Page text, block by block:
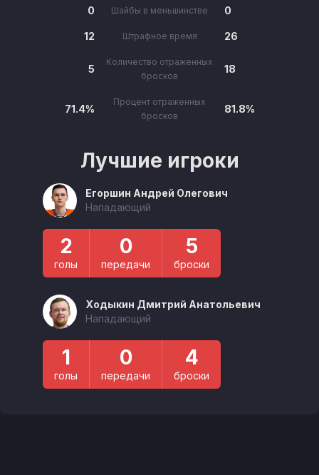
0 Шайбы в меньшинстве 0
12 Штрафное время 26
5
Количество отраженных
бросков
18
71.4%
Процент отраженных
бросков
81.8%
Лучшие игроки
Егоршин Андрей Олегович
Нападающий
2
голы
0
передачи
5
броски
Ходыкин Дмитрий Анатольевич
Нападающий
1
голы
0
передачи
4
броски